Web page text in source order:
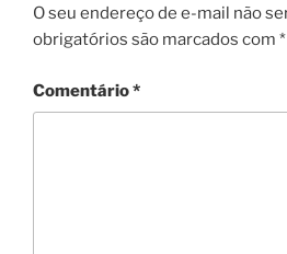
O seu endereço de e-mail não
obrigatórios são marcados com *
Comentário*